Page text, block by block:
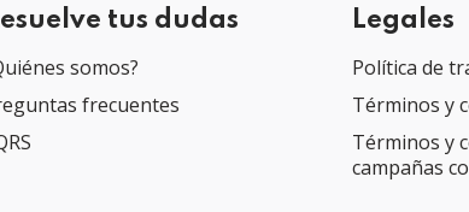
tus dudas
somos?
frecuentes
Legales
Política de
Términos y
Términos y
campañas